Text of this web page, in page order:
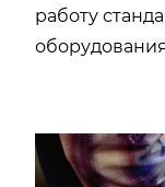
работу